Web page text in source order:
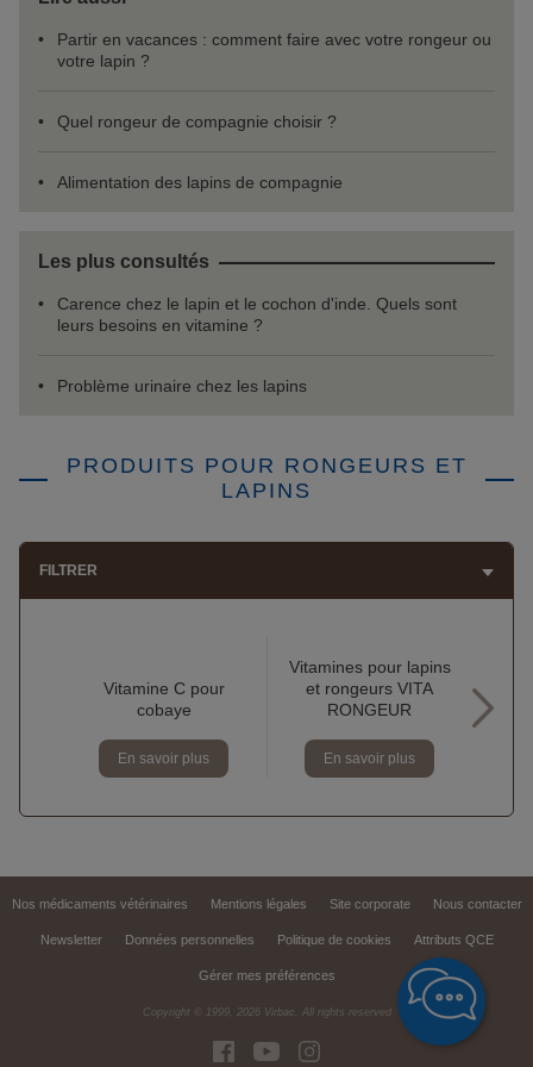
Partir en vacances : comment faire avec votre rongeur ou
votre lapin ?
Quel rongeur de compagnie choisir ?
Alimentation des lapins de compagnie
Les plus consultés
Carence chez le lapin et le cochon d'inde. Quels sont
leurs besoins en vitamine ?
Problème urinaire chez les lapins
PRODUITS POUR RONGEURS ET
LAPINS
FILTRER
Vitamine C pour
cobaye
En savoir plus
Vitamines pour lapins
et rongeurs VITA
RONGEUR
En savoir plus
Nos médicaments vétérinaires Mentions légales Site corporate Nous contacter
Newsletter Données personnelles Politique de cookies Attributs QCE
Gérer mes préférences
Copyright © 1999, 2026 Virbac. All rights reserved